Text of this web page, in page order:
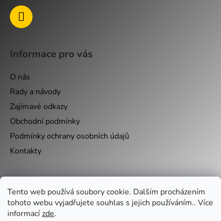
Tento web používá soubory cookie. Dalším procházením
tohoto webu vyjadřujete souhlas s jejich používáním.. Více
informacízde.
Informace pro vás
O nás
Rady a návody
Zajímavé odkazy
Obchodní podmínky
Podmínky ochrany osobních údajů
Kontakty